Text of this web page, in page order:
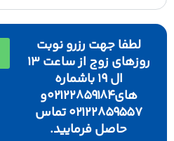
لطفا جهت رزرو نوبت
روزهای زوج از ساعت ۱۳
ال ۱۹ باشماره
های۰۲۱۲۲۸۵۹۱۸۴و
۰۲۱۲۲۸۵۹۵۵۷ تماس
حاصل فرمایید.